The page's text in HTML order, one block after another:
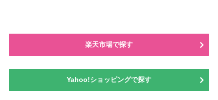
楽天市場で探す
Yahoo!ショッピングで探す